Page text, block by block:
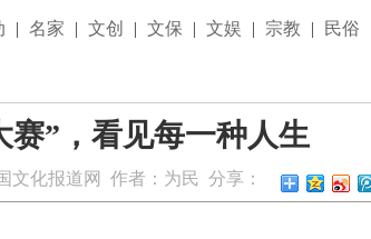
| 名家 | 文创 | 文保 | 文娱 | 宗教 | 民俗
赛”，看见每一种人生
文化报道网 作者： 为民 分享：